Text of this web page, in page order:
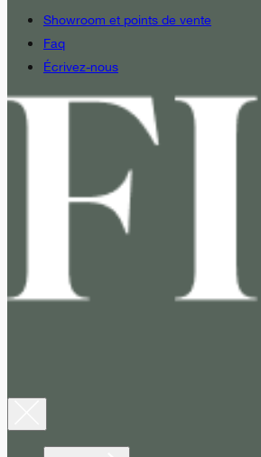
Showroom et points de vente
Faq
Écrivez-nous